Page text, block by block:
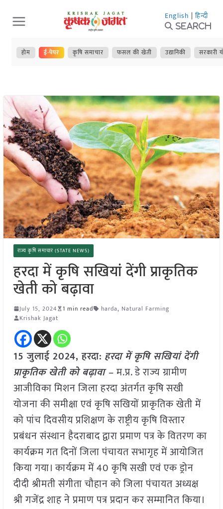
Skip
to
content
English | हिन्दी
Search
होम ई-पेपर कृषि समाचार फसल की खेती उद्यानिकी सरकारी
राज्य कृषि समाचार (STATE NEWS)
हरदा में कृषि सखियां देंगी प्राकृतिक
खेती को बढ़ावा
July 15, 2024 1 min read harda, Natural Farming
Krishak Jagat
15 जुलाई 2024, हरदा: हरदा में कृषि सखियां देंगी
प्राकृतिक खेती को बढ़ावा –म.प्र. डे राज्य ग्रामीण
आजीविका मिशन जिला हरदा अंतर्गत कृषि सखी
योजना की समीक्षा एवं कृषि सखियों प्राकृतिक खेती में
को पांच दिवसीय प्रशिक्षण के राष्ट्रीय कृषि विस्तार
प्रबंधन संस्थान हैदराबाद द्वारा प्रमाण पत्र के वितरण का
कार्यक्रम गत दिनों जिला पंचायत सभागृह में आयोजित
किया गया। कार्यक्रम में 40 कृषि सखी एवं एक ड्रोन
दीदी श्रीमती संगीता चौहान को जिला पंचायत अध्यक्ष
श्री गजेंद्र शाह ने प्रमाण पत्र प्रदान कर सम्मानित किया।